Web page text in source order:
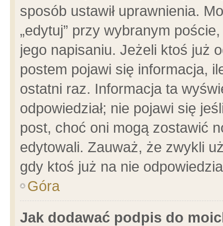
sposób ustawił uprawnienia.
„edytuj” przy wybranym
jego napisaniu. Jeżeli ktoś już
postem pojawi się informacja,
ostatni raz. Informacja ta
odpowiedział; nie pojawi się
post, choć oni mogą zostawić
edytowali. Zauważ, że zwykli
gdy ktoś już na nie
Góra
Jak dodawać podpis do